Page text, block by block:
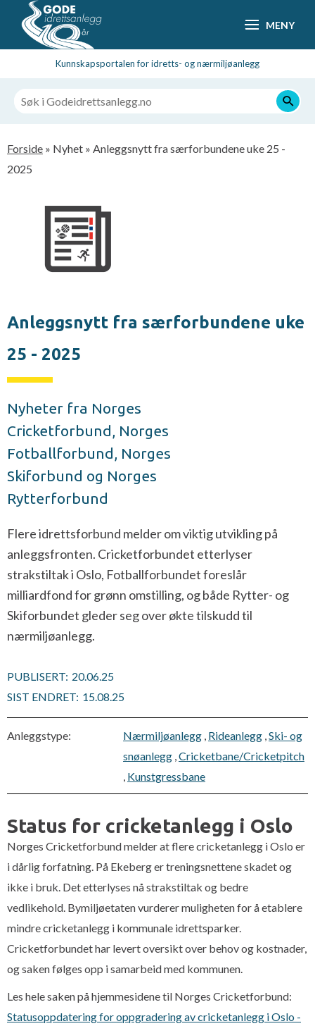
hovedsideinnhold
MENY
Kunnskapsportalen for idretts- og nærmiljøanlegg
Navigasjonssti
Forside Nyhet
Anleggsnytt fra særforbundene uke 25 -
2025
Anleggsnytt fra særforbundene uke
25 - 2025
Nyheter fra Norges
Cricketforbund, Norges
Fotballforbund, Norges
Skiforbund og Norges
Rytterforbund
Flere idrettsforbund melder om viktig utvikling på
anleggsfronten. Cricketforbundet etterlyser
strakstiltak i Oslo, Fotballforbundet foreslår
milliardfond for grønn omstilling, og både Rytter- og
Skiforbundet gleder seg over økte tilskudd til
nærmiljøanlegg.
PUBLISERT: 20.06.25
SIST ENDRET: 15.08.25
Anleggstype: Nærmiljøanlegg , Rideanlegg ,Ski- og
snøanlegg ,Cricketbane/Cricketpitch
, Kunstgressbane
Status for cricketanlegg i Oslo
Norges Cricketforbund melder at flere cricketanlegg i Oslo er
i dårlig forfatning. På Ekeberg er treningsnettene skadet og
ikke i bruk. Det etterlyses nå strakstiltak og bedre
vedlikehold. Bymiljøetaten vurderer muligheten for å etablere
mindre cricketanlegg i kommunale idrettsparker.
Cricketforbundet har levert oversikt over behov og kostnader,
og saken følges opp i samarbeid med kommunen.
Les hele saken på hjemmesidene til Norges Cricketforbund:
Statusoppdatering for oppgradering av cricketanlegg i Oslo -